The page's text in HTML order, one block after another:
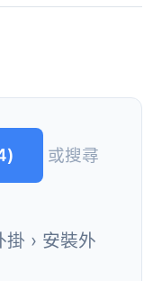
或搜尋
› 安裝外